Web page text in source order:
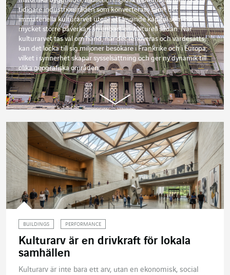
tidigare industriområden som konverterats samt det
immateriella kulturarvet utgör ett levande kapital som har
mycket större påverkan än enbart en kulturell sådan. När
kulturarvet tas väl om hand, när det renoveras och värdesätts,
kan det locka till sig miljoner besökare i Frankrike och i Europa,
vilket i synnerhet skapar sysselsättning och ger ny dynamik till
olika geografiska områden.
BUILDINGS PERFORMANCE
Kulturarv är en drivkraft för lokala
samhällen
Kulturarv är inte bara ett arv, utan en ekonomisk, social